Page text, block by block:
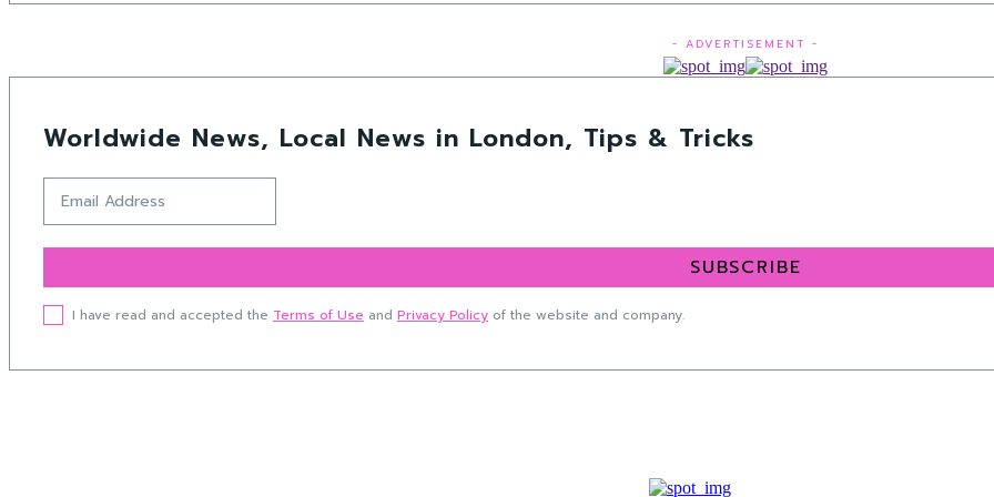
- ADVERTISEMENT -
Worldwide News, Local News in London, Tips & Tricks
SUBSCRIBE
I have read and accepted the Terms of Use and Privacy Policy of the website and company.